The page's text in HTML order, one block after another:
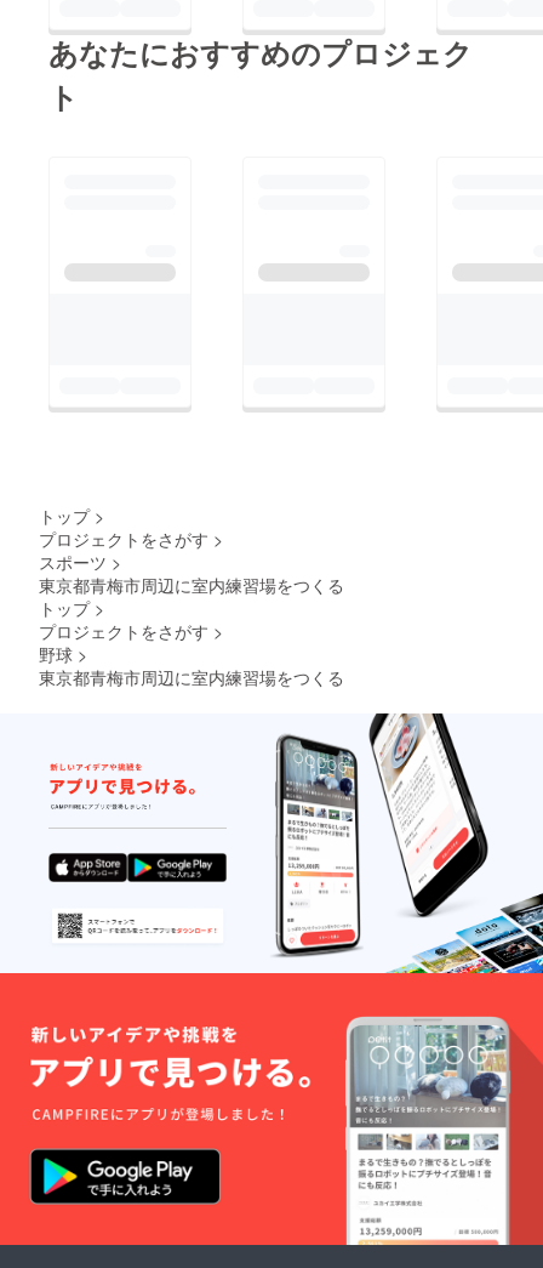
あなたにおすすめのプロジェク
ト
トップ >
プロジェクトをさがす >
スポーツ >
東京都青梅市周辺に室内練習場をつくる
トップ >
プロジェクトをさがす >
野球 >
東京都青梅市周辺に室内練習場をつくる